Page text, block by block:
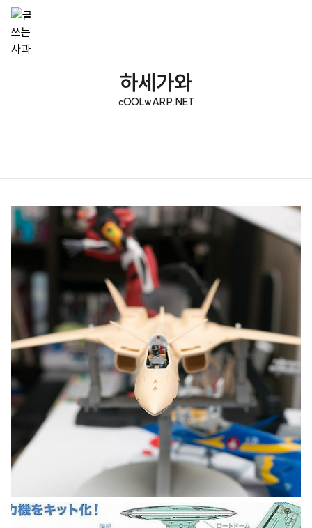
하세가와
cOOLwARP.NET